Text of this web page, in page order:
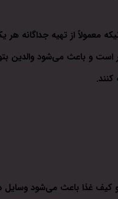
معمولاً از تهیه جداگانه هر
است و باعث می‌شود والدین
کنند.
کیف غذا باعث می‌شود وسایل